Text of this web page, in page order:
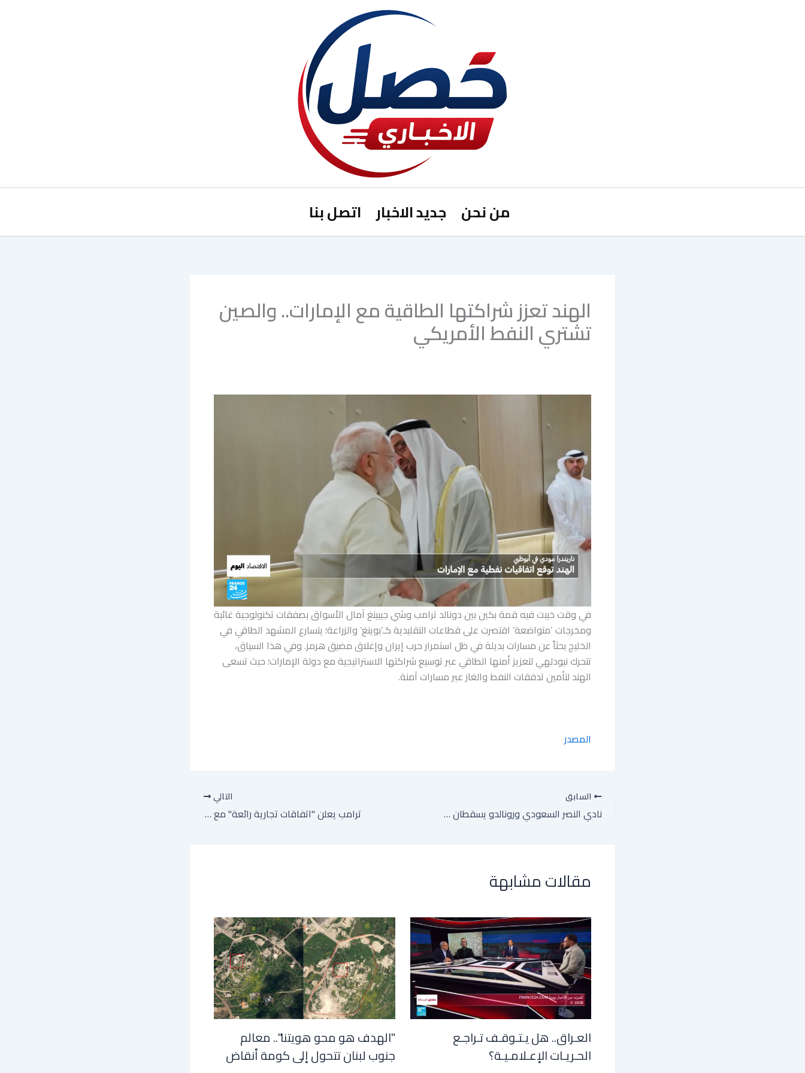
من نحن جديد الاخبار اتصل بنا
الهند تعزز شراكتها الطاقية مع الإمارات.. والصين
تشتري النفط الأمريكي
في وقت خيبت فيه قمة بكين بين دونالد ترامب وشي جيبينغ آمال الأسواق بصفقات تكنولوجية غائبة
ومخرجات ‘متواضعة’ اقتصرت على قطاعات التقليدية كـ’بوينغ’ والزراعة؛ يتسارع المشهد الطاقي في
الخليج بحثاً عن مسارات بديلة في ظل استمرار حرب إيران وإغلاق مضيق هرمز. وفي هذا السياق،
تتحرك نيودلهي لتعزيز أمنها الطاقي عبر توسيع شراكتها الاستراتيجية مع دولة الإمارات؛ حيث تسعى
الهند لتأمين تدفقات النفط والغاز عبر مسارات آمنة.
المصدر
السابق
نادي النصر السعودي ورونالدو يسقطان في نهائي دوري أبطال آسيا 2 أمام غامبا أوساكا الياباني
التالي
ترامب يعلن "اتفاقات تجارية رائعة" مع الرئيس الصيني.. هل تم التوصل إلى اتفاق بشأن المعادن النادرة؟
مقالات مشابهة
العـراق.. هل يـتـوقـف تـراجـع
الحـريـات الإعـلامـيـة؟
"الهدف هو محو هويتنا".. معالم
جنوب لبنان تتحول إلى كومة أنقاض